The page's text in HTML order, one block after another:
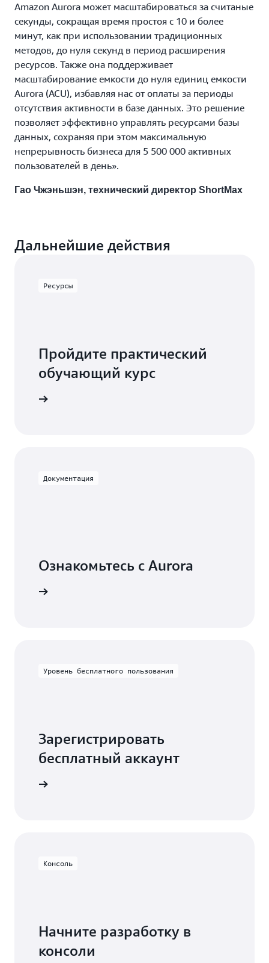
Amazon Aurora может масштабироваться за считаные
секунды, сокращая время простоя с 10 и более
минут, как при использовании традиционных
методов, до нуля секунд в период расширения
ресурсов. Также она поддерживает
масштабирование емкости до нуля единиц емкости
Aurora (ACU), избавляя нас от оплаты за периоды
отсутствия активности в базе данных. Это решение
позволяет эффективно управлять ресурсами базы
данных, сохраняя при этом максимальную
непрерывность бизнеса для 5 500 000 активных
пользователей в день».
Гао Чжэньшэн, технический директор ShortMax
Дальнейшие действия
Ресурсы
Пройдите практический
обучающий курс
Документация
Ознакомьтесь с Aurora
Уровень бесплатного пользования
Зарегистрировать
бесплатный аккаунт
Консоль
Начните разработку в
консоли